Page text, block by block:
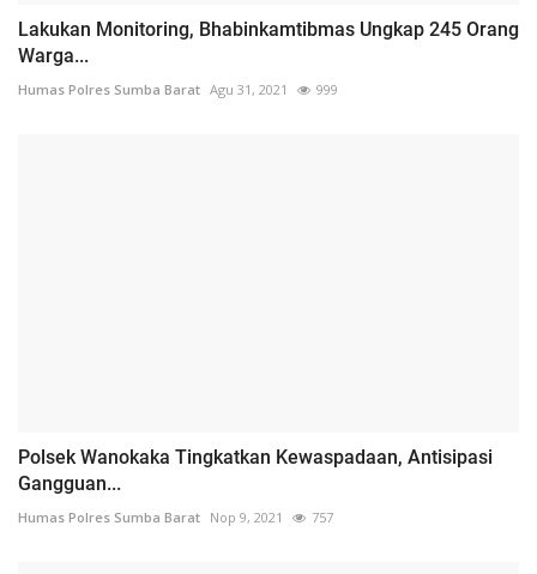
Lakukan Monitoring, Bhabinkamtibmas Ungkap 245 Orang
Warga...
Humas Polres Sumba Barat Agu 31, 2021 999
Polsek Wanokaka Tingkatkan Kewaspadaan, Antisipasi
Gangguan...
Humas Polres Sumba Barat Nop 9, 2021 757